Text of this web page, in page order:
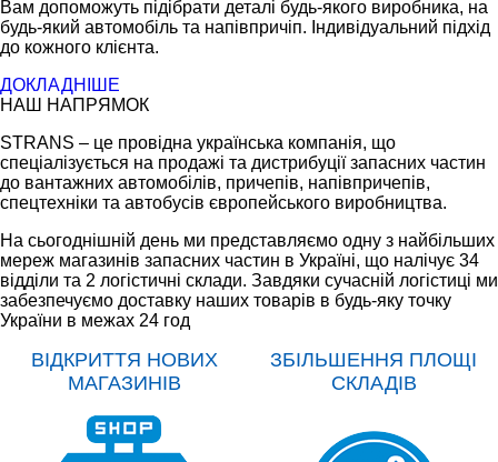
Вам допоможуть підібрати деталі будь-якого виробника, на
будь-який автомобіль та напівпричіп. Індивідуальний підхід
до кожного клієнта.
ДОКЛАДНІШЕ
НАШ НАПРЯМОК
STRANS – це провідна українська компанія, що
спеціалізується на продажі та дистрибуції запасних частин
до вантажних автомобілів, причепів, напівпричепів,
спецтехніки та автобусів європейського виробництва.
На сьогоднішній день ми представляємо одну з найбільших
мереж магазинів запасних частин в Україні, що налічує 34
відділи та 2 логістичні склади. Завдяки сучасній логістиці ми
забезпечуємо доставку наших товарів в будь-яку точку
України в межах 24 год
ВІДКРИТТЯ НОВИХ
МАГАЗИНІВ
ЗБІЛЬШЕННЯ ПЛОЩІ
СКЛАДІВ